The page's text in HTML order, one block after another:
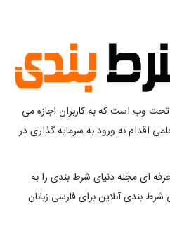
وب است که به کاربران اجازه می
اقدام به ورود به سرمایه گذاری در
ای مجله دنیای شرط بندی را به
بندی آنلاین برای فارسی زبانان